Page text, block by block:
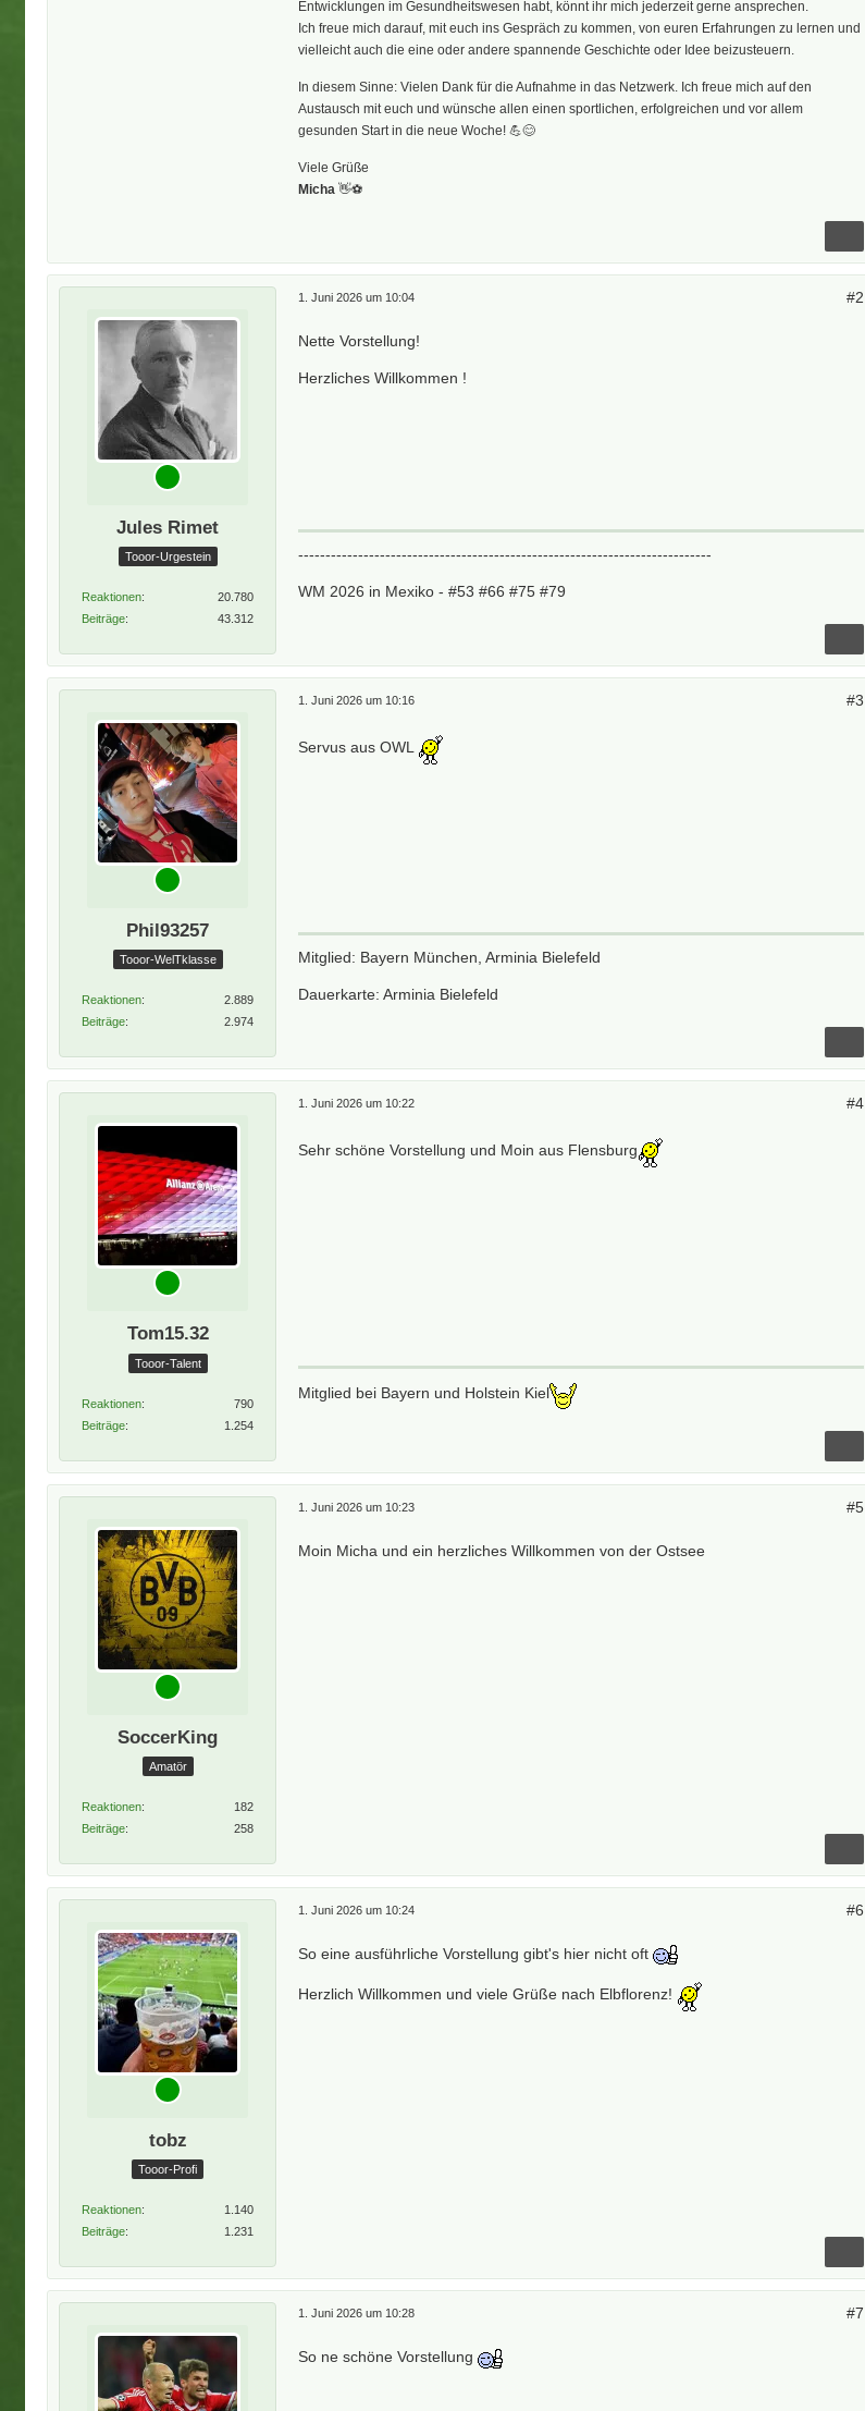
Entwicklungen im Gesundheitswesen habt, könnt ihr mich jederzeit gerne ansprechen.
Ich freue mich darauf, mit euch ins Gespräch zu kommen, von euren Erfahrungen zu lernen und
vielleicht auch die eine oder andere spannende Geschichte oder Idee beizusteuern.
In diesem Sinne: Vielen Dank für die Aufnahme in das Netzwerk. Ich freue mich auf den
Austausch mit euch und wünsche allen einen sportlichen, erfolgreichen und vor allem
gesunden Start in die neue Woche! 💪😊
Viele Grüße
Micha 👋⚽️
Jules Rimet
Tooor-Urgestein
Reaktionen
20.780
Beiträge
43.312
1. Juni 2026 um 10:04 #2
Nette Vorstellung!
Herzliches Willkommen !
----------------------------------------------------------------------------
WM 2026 in Mexiko - #53 #66 #75 #79
Phil93257
Tooor-WelTklasse
Reaktionen
2.889
Beiträge
2.974
1. Juni 2026 um 10:16 #3
Servus aus OWL
Mitglied: Bayern München, Arminia Bielefeld
Dauerkarte: Arminia Bielefeld
Tom15.32
Tooor-Talent
Reaktionen
790
Beiträge
1.254
1. Juni 2026 um 10:22 #4
Sehr schöne Vorstellung und Moin aus Flensburg
Mitglied bei Bayern und Holstein Kiel
SoccerKing
Amatör
Reaktionen
182
Beiträge
258
1. Juni 2026 um 10:23 #5
Moin Micha und ein herzliches Willkommen von der Ostsee
tobz
Tooor-Profi
Reaktionen
1.140
Beiträge
1.231
1. Juni 2026 um 10:24 #6
So eine ausführliche Vorstellung gibt's hier nicht oft
Herzlich Willkommen und viele Grüße nach Elbflorenz!
1. Juni 2026 um 10:28 #7
So ne schöne Vorstellung